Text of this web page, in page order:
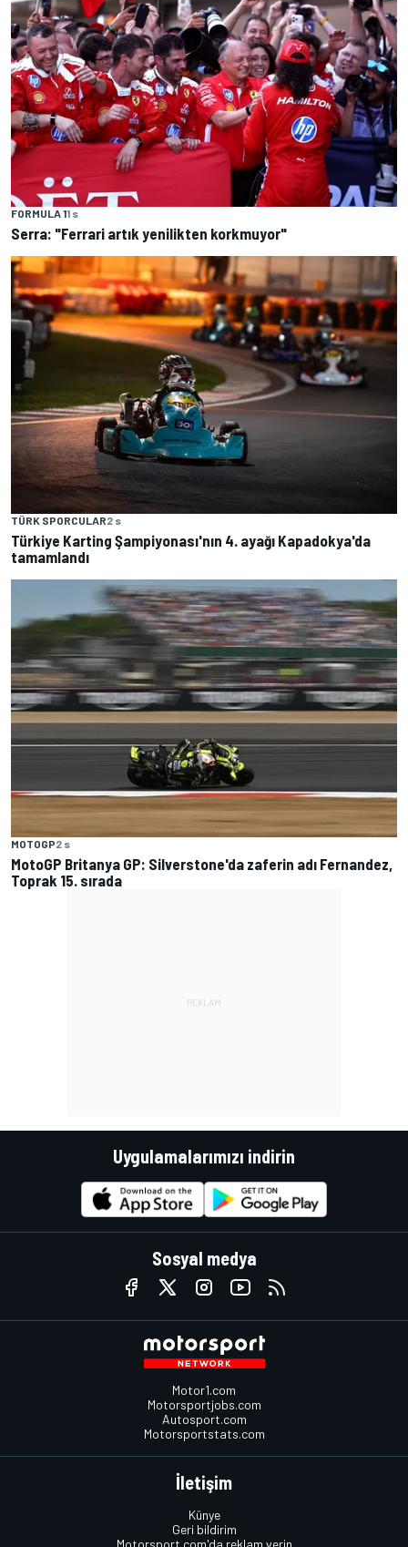
FORMULA 11 s
Serra: "Ferrari artık yenilikten korkmuyor"
TÜRK SPORCULAR2 s
Türkiye Karting Şampiyonası'nın 4. ayağı Kapadokya'da
tamamlandı
MOTOGP2 s
MotoGP Britanya GP: Silverstone'da zaferin adı Fernandez,
Toprak 15. sırada
Uygulamalarımızı indirin
Sosyal medya
Motor1.com
Motorsportjobs.com
Autosport.com
Motorsportstats.com
İletişim
Künye
Geri bildirim